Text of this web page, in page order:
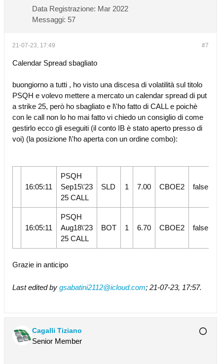
Data Registrazione: Mar 2022
Messaggi: 57
#7
21-07-23, 17:49
Calendar Spread sbagliato
buongiorno a tutti , ho visto una discesa di volatilità sul titolo
PSQH e volevo mettere a mercato un calendar spread di put
a strike 25, però ho sbagliato e l\'ho fatto di CALL e poichè
con le call non lo ho mai fatto vi chiedo un consiglio di come
gestirlo ecco gli eseguiti (il conto IB è stato aperto presso di
voi) (la posizione l\'ho aperta con un ordine combo):
16:05:11
PSQH
Sep15\'23
25 CALL
SLD 1 7.00 CBOE2 false
16:05:11
PSQH
Aug18\'23
25 CALL
BOT 1 6.70 CBOE2 false
Grazie in anticipo
Last edited by gsabatini2112@icloud.com; 21-07-23, 17:57.
Cagalli Tiziano
Senior Member